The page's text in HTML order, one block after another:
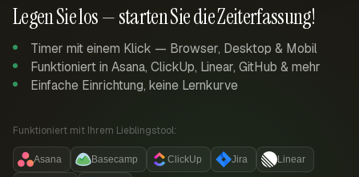
Legen Sie los — starten Sie die Zeiterfassung!
Timer mit einem Klick — Browser, Desktop & Mobil
Funktioniert in Asana, ClickUp, Linear, GitHub & mehr
Einfache Einrichtung, keine Lernkurve
Funktioniert mit Ihrem Lieblingstool:
Asana Basecamp ClickUp Jira Linear